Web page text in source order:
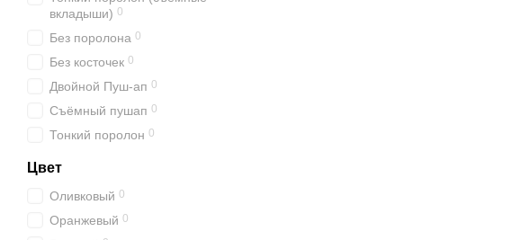
вкладыши) 0
Без поролона 0
Без косточек 0
Двойной Пуш-ап 0
Съёмный пушап 0
Тонкий поролон 0
Цвет
Оливковый 0
Оранжевый 0